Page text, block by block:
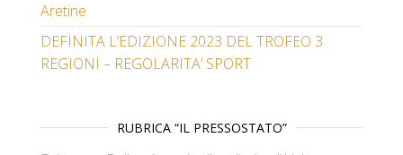
Aretine
DEFINITA L’EDIZIONE 2023 DEL TROFEO 3
REGIONI – REGOLARITA’ SPORT
RUBRICA “IL PRESSOSTATO”